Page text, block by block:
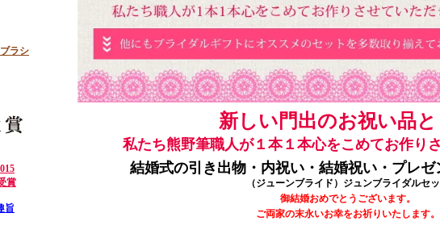
ラシ
賞
旨
新しい門出のお祝い品
私たち熊野筆職人が１本１本心をこめてお作り
結婚式の引き出物・内祝い・結婚祝い・プレ
（ジューンブライド）ジュンブライダルセ
御結婚おめでとうございます。
ご両家の末永いお幸をお祈りいたします。